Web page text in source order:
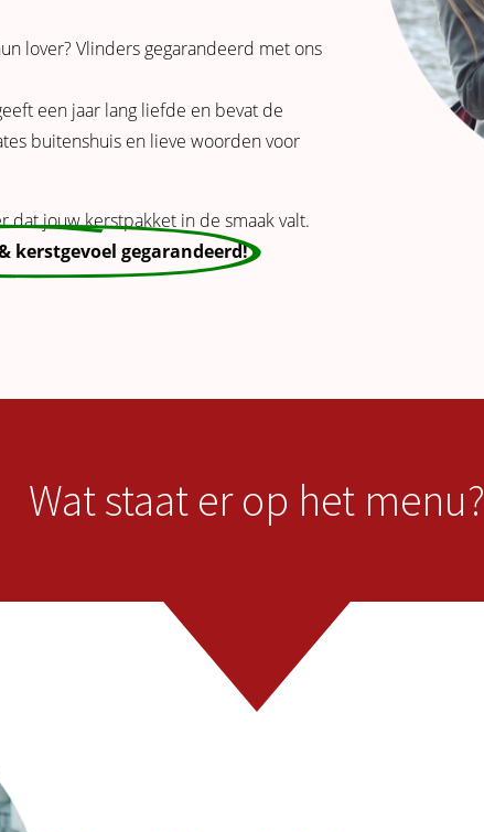
lover? Vlinders gegarandeerd met ons
een jaar lang liefde en bevat de
buitenshuis en lieve woorden voor
jouw kerstpakket in de smaak valt.
kerstgevoel gegarandeerd!
Wat staat er op het menu?